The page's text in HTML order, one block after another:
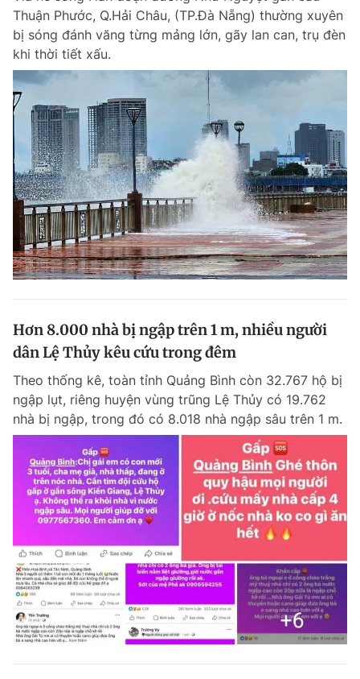
Thuận Phước, Q.Hải Châu, (TP.Đà Nẵng) thường xuyên
bị sóng đánh văng từng mảng lớn, gãy lan can, trụ đèn
khi thời tiết xấu.
Hơn 8.000 nhà bị ngập trên 1 m, nhiều người
dân Lệ Thủy kêu cứu trong đêm
Theo thống kê, toàn tỉnh Quảng Bình còn 32.767 hộ bị
ngập lụt, riêng huyện vùng trũng Lệ Thủy có 19.762
nhà bị ngập, trong đó có 8.018 nhà ngập sâu trên 1 m.